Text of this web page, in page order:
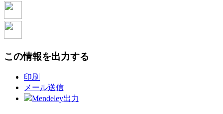
この情報を出力する
印刷
メール送信
Mendeley出力